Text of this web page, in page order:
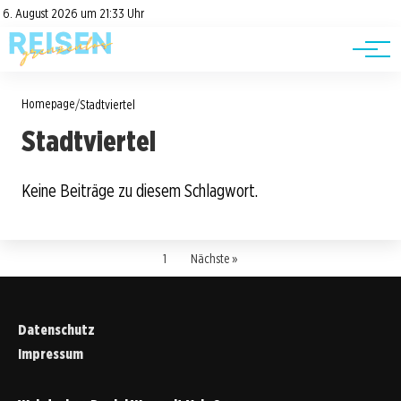
6. August 2026 um 21:33 Uhr
Datenschutz
Impressum
Road Trips
Reisetipps
Homepage/Stadtviertel
Stadtviertel
Keine Beiträge zu diesem Schlagwort.
1 Nächste »
Datenschutz
Impressum